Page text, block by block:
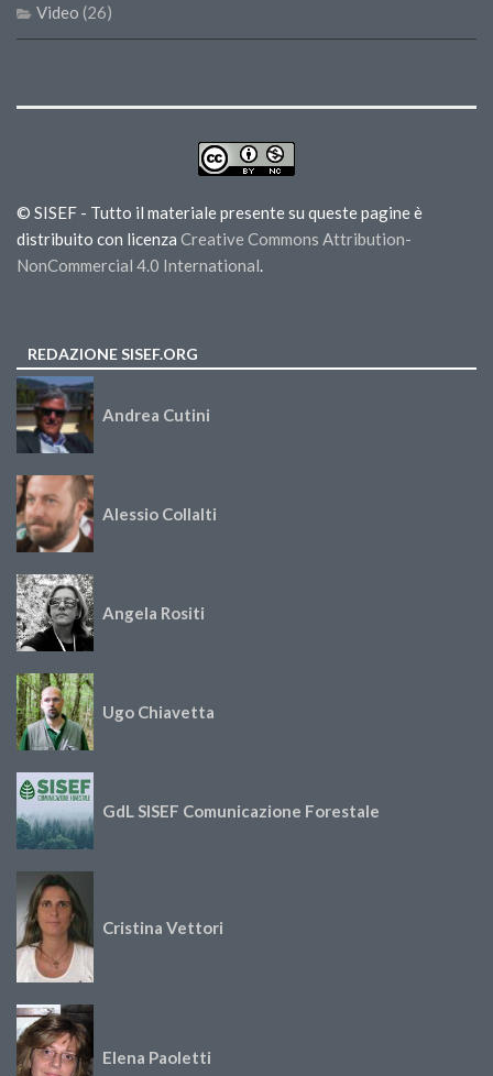
Video (26)
© SISEF - Tutto il materiale presente su queste pagine è
distribuito con licenza Creative Commons Attribution-
NonCommercial 4.0 International.
REDAZIONE SISEF.ORG
Andrea Cutini
Alessio Collalti
Angela Rositi
Ugo Chiavetta
GdL SISEF Comunicazione Forestale
Cristina Vettori
Elena Paoletti